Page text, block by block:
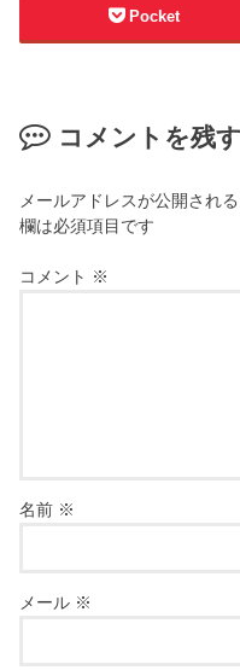
Pocket
コメントを残す
メールアドレスが公開され
欄は必須項目です
コメント ※
名前 ※
メール ※